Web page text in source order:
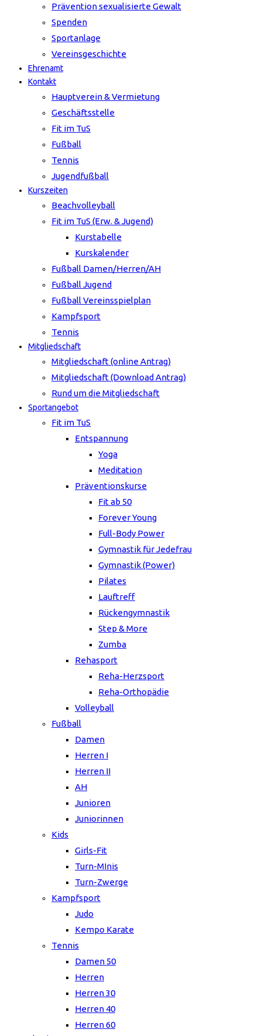
Prävention sexualisierte Gewalt
Spenden
Sportanlage
Vereinsgeschichte
Ehrenamt
Kontakt
Hauptverein & Vermietung
Geschäftsstelle
Fit im TuS
Fußball
Tennis
Jugendfußball
Kurszeiten
Beachvolleyball
Fit im TuS (Erw. & Jugend)
Kurstabelle
Kurskalender
Fußball Damen/Herren/AH
Fußball Jugend
Fußball Vereinsspielplan
Kampfsport
Tennis
Mitgliedschaft
Mitgliedschaft (online Antrag)
Mitgliedschaft (Download Antrag)
Rund um die Mitgliedschaft
Sportangebot
Fit im TuS
Entspannung
Yoga
Meditation
Präventionskurse
Fit ab 50
Forever Young
Full-Body Power
Gymnastik für Jedefrau
Gymnastik (Power)
Pilates
Lauftreff
Rückengymnastik
Step & More
Zumba
Rehasport
Reha-Herzsport
Reha-Orthopädie
Volleyball
Fußball
Damen
Herren I
Herren II
AH
Junioren
Juniorinnen
Kids
Girls-Fit
Turn-MInis
Turn-Zwerge
Kampfsport
Judo
Kempo Karate
Tennis
Damen 50
Herren
Herren 30
Herren 40
Herren 60